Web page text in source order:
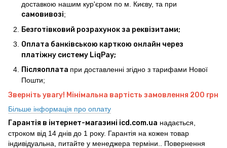
доставкою нашим кур'єром по м. Києву, та при
самовивозі;
Безготівковий розрахунок за реквізитами;
Оплата банківською карткою онлайн через
платіжну систему LiqPay;
Післяоплата при доставленні згідно з тарифами Нової
Пошти;
Зверніть увагу! Мінімальна вартість замовлення 200 грн
Більше інформація про оплату
Гарантія в інтернет-магазині icd.com.ua надається,
строком від 14 днів до 1 року. Гарантія на кожен товар
індивідуальна, питайте у менеджера терміни.. Повернення